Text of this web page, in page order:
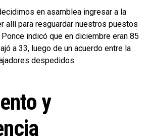
en asamblea ingresar a la
allí para resguardar nuestros puestos
indicó que en diciembre eran 85
a 33, luego de un acuerdo entre la
despedidos.
y